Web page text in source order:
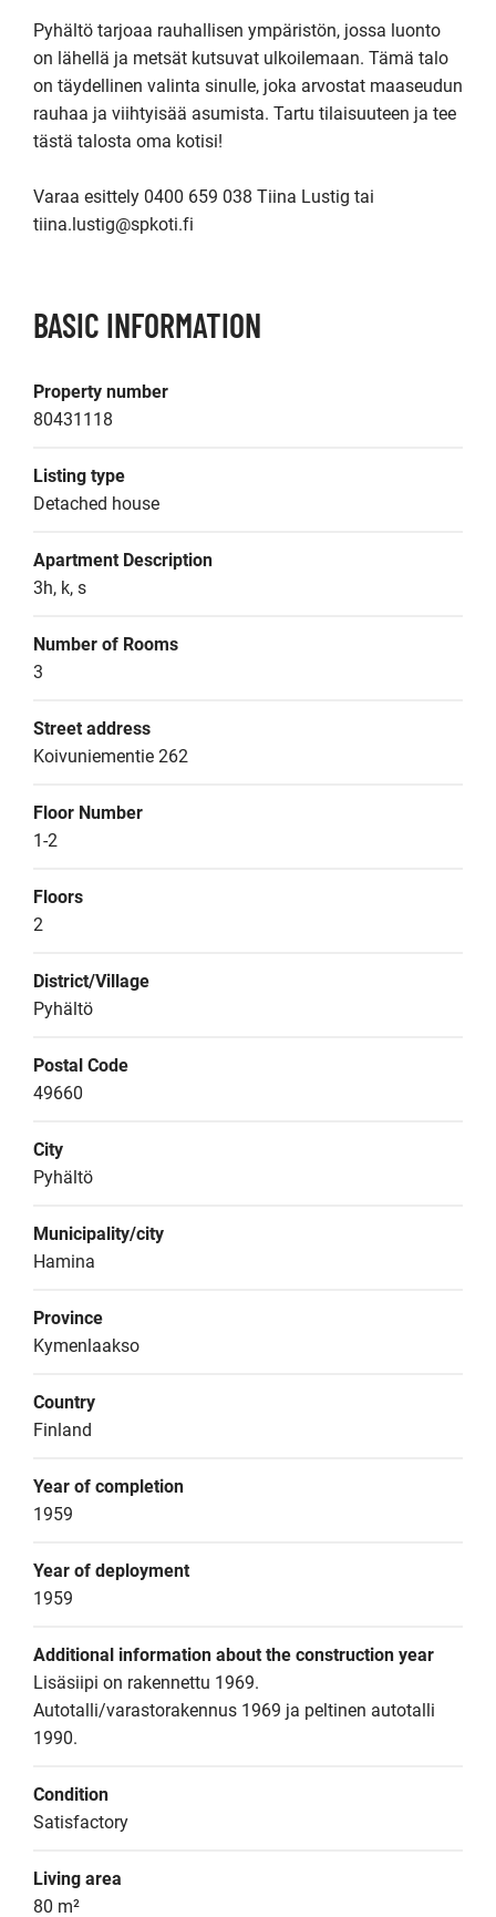
Pyhältö tarjoaa rauhallisen ympäristön, jossa luonto
on lähellä ja metsät kutsuvat ulkoilemaan. Tämä talo
on täydellinen valinta sinulle, joka arvostat maaseudun
rauhaa ja viihtyisää asumista. Tartu tilaisuuteen ja tee
tästä talosta oma kotisi!
Varaa esittely 0400 659 038 Tiina Lustig tai
tiina.lustig@spkoti.fi
BASIC INFORMATION
Property number
80431118
Listing type
Detached house
Apartment Description
3h, k, s
Number of Rooms
3
Street address
Koivuniementie 262
Floor Number
1-2
Floors
2
District/Village
Pyhältö
Postal Code
49660
City
Pyhältö
Municipality/city
Hamina
Province
Kymenlaakso
Country
Finland
Year of completion
1959
Year of deployment
1959
Additional information about the construction year
Lisäsiipi on rakennettu 1969.
Autotalli/varastorakennus 1969 ja peltinen autotalli
1990.
Condition
Satisfactory
Living area
80 m²